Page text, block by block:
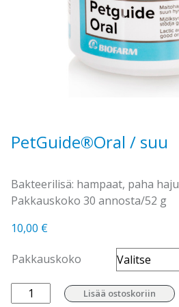
PetGuide®Oral / suu
Bakteerilisä: hampaat, paha haju
Pakkauskoko 30 annosta/52 g
10,00 €
Pakkauskoko
PetGuide®OralLisää ostoskoriin